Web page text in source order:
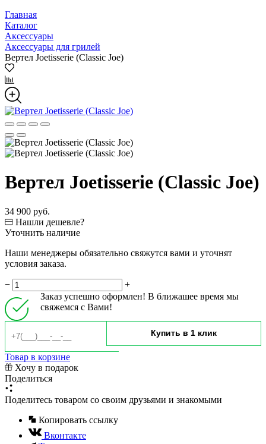
Главная
Каталог
Аксессуары
Аксессуары для грилей
Вертел Joetisserie (Classic Joe)
Вертел Joetisserie (Classic Joe)
34 900 руб.
Нашли дешевле?
Уточнить наличие
Наши менеджеры обязательно свяжутся вами и уточнят
условия заказа.
−
+
Заказ успешно оформлен! В ближашее время мы
свяжемся с Вами!
Товар в корзине
Хочу в подарок
Поделиться
Поделитесь товаром со своим друзьями и знакомыми
Копировать ссылку
Вконтакте